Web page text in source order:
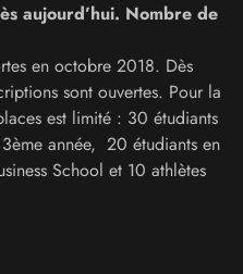
aujourd’hui. Nombre de
en octobre 2018. Dès
sont ouvertes. Pour la
est limité : 30 étudiants
année, 20 étudiants en
School et 10 athlètes